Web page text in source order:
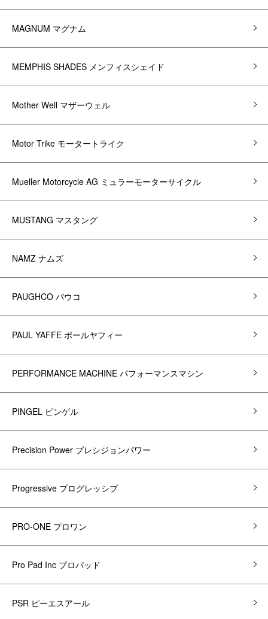
MAGNUM マグナム
MEMPHIS SHADES メンフィスシェイド
Mother Well マザーウェル
Motor Trike モータートライク
Mueller Motorcycle AG ミュラーモーターサイクル
MUSTANG マスタング
NAMZ ナムズ
PAUGHCO パウコ
PAUL YAFFE ポールヤフィー
PERFORMANCE MACHINE パフォーマンスマシン
PINGEL ピンゲル
Precision Power プレシジョンパワー
Progressive プログレッシブ
PRO-ONE プロワン
Pro Pad Inc プロパッド
PSR ピーエスアール